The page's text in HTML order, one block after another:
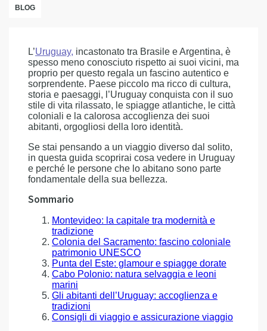
BLOG
L’Uruguay, incastonato tra Brasile e Argentina, è
spesso meno conosciuto rispetto ai suoi vicini, ma
proprio per questo regala un fascino autentico e
sorprendente. Paese piccolo ma ricco di cultura,
storia e paesaggi, l’Uruguay conquista con il suo
stile di vita rilassato, le spiagge atlantiche, le città
coloniali e la calorosa accoglienza dei suoi
abitanti, orgogliosi della loro identità.
Se stai pensando a un viaggio diverso dal solito,
in questa guida scoprirai cosa vedere in Uruguay
e perché le persone che lo abitano sono parte
fondamentale della sua bellezza.
Sommario
Montevideo: la capitale tra modernità e
tradizione
Colonia del Sacramento: fascino coloniale
patrimonio UNESCO
Punta del Este: glamour e spiagge dorate
Cabo Polonio: natura selvaggia e leoni
marini
Gli abitanti dell’Uruguay: accoglienza e
tradizioni
Consigli di viaggio e assicurazione viaggio